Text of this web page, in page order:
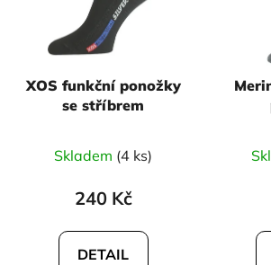
XOS funkční ponožky
se stříbrem
Skladem (4 ks)
240 Kč
DETAIL